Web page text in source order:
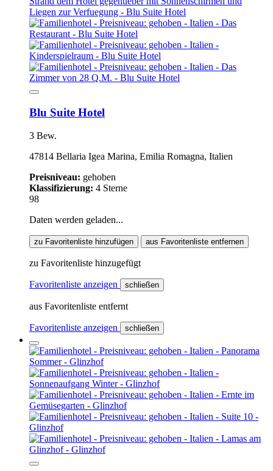
Blu Suite Hotel
3 Bew.
47814 Bellaria Igea Marina, Emilia Romagna, Italien
Preisniveau: gehoben
Klassifizierung: 4 Sterne
98
Daten werden geladen...
zu Favoritenliste hinzufügen aus Favoritenliste entfernen
zu Favoritenliste hinzugefügt
Favoritenliste anzeigen schließen
aus Favoritenliste entfernt
Favoritenliste anzeigen schließen